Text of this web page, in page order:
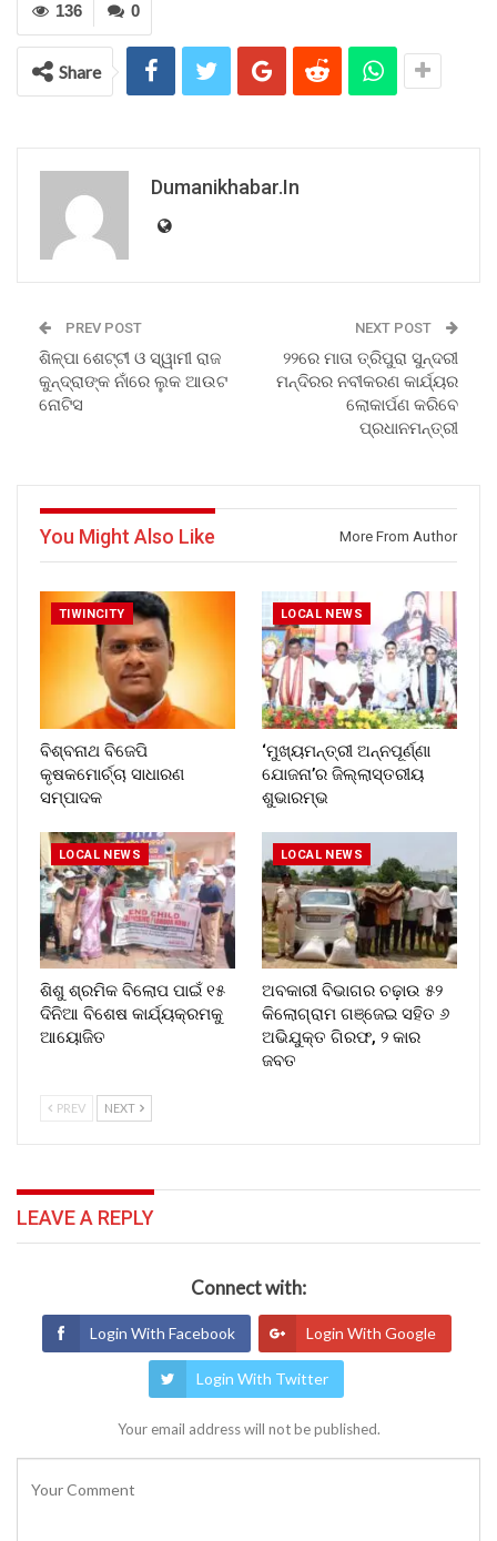
0
136
Share
Dumanikhabar.in
PREV POST
ଶିଳ୍ପା ଶେଟ୍ଟୀ ଓ ସ୍ୱାମୀ ରାଜ
କୁନ୍ଦ୍ରାଙ୍କ ନାଁରେ ଲୁକ ଆଉଟ
ନୋଟିସ
NEXT POST
୨୨ରେ ମାତା ତ୍ରିପୁରା ସୁନ୍ଦରୀ
ମନ୍ଦିରର ନବୀକରଣ କାର୍ଯ୍ୟର
ଲୋକାର୍ପଣ କରିବେ
ପ୍ରଧାନମନ୍ତ୍ରୀ
You Might Also Like More From Author
TIWINCITY
ବିଶ୍ବନାଥ ବିଜେପି
କୃଷକମୋର୍ଚ୍ଚା ସାଧାରଣ
ସମ୍ପାଦକ
LOCAL NEWS
‘ମୁଖ୍ୟମନ୍ତ୍ରୀ ଅନ୍ନପୂର୍ଣ୍ଣା
ଯୋଜନା’ର ଜିଲ୍ଲାସ୍ତରୀୟ
ଶୁଭାରମ୍ଭ
LOCAL NEWS
ଶିଶୁ ଶ୍ରମିକ ବିଲୋପ ପାଇଁ ୧୫
ଦିନିଆ ବିଶେଷ କାର୍ଯ୍ୟକ୍ରମକୁ
ଆୟୋଜିତ
LOCAL NEWS
ଅବକାରୀ ବିଭାଗର ଚଢ଼ାଉ ୫୨
କିଲୋଗ୍ରାମ ଗଞ୍ଜେଇ ସହିତ ୬
ଅଭିଯୁକ୍ତ ଗିରଫ, ୨ କାର
ଜବତ
PREV NEXT
LEAVE A REPLY
Connect with:
Login With Facebook Login With Google
Login With Twitter
Your email address will not be published.